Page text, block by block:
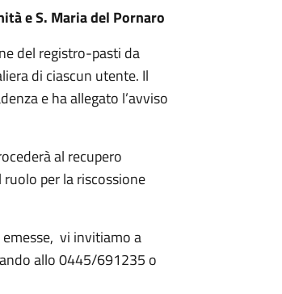
e S. Maria del Pornaro
del registro-pasti da
di ciascun utente. Il
e ha allegato l’avviso
al recupero
per la riscossione
vi invitiamo a
allo 0445/691235 o